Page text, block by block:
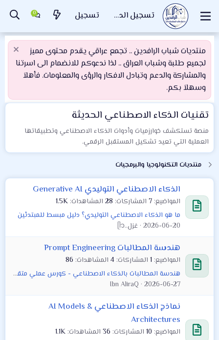
تسجيل الدخول تسجيل
منتديات شباب الرافدين .. تجمع عراقي يقدم محتوى مميز
لجميع طلبة وشباب العراق .. لذا ندعوكم للانضمام الى اسرتنا
والمشاركة والدعم وتبادل الافكار والرؤى والمعلومات. فأهلاَ
وسهلاَ بكم.
تقنيات الذكاء الاصطناعي الحديثة
منصة تستكشف خوارزميات وأدوات الذكاء الاصطناعي وتطبيقاتها
العملية التي تعيد تشكيل المستقبل الرقمي.
منتديات التكنولوجيا والبرمجيات
الذكاء الاصطناعي التوليدي Generative AI
المواضيع 7 المشاركات 28 المشاهدات 1.5K
ما هو الذكاء الاصطناعي التوليدي؟ دليل مبسط للمبتدئين
2026-06-20 غزل..ᥫ᭡
هندسة المطالبات Prompt Engineering
المواضيع 1 المشاركات 4 المشاهدات 86
هندسة المطالبات بالذكاء الاصطناعي - كورس عملي متقدم
2026-06-27
Ibn AliraQ
نماذج الذكاء الاصطناعي AI Models &
Architectures
المواضيع 10 المشاركات 36 المشاهدات 1.1K